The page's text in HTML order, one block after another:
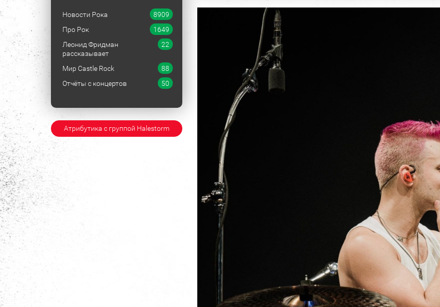
Новости Рока
8909
Про Рок
1649
Леонид Фридман
рассказывает
22
Мир Castle Rock
88
Отчёты с концертов
50
Атрибутика с группой Halestorm